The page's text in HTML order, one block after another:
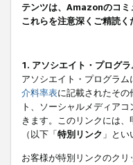
テンツは、Amazonのコミ
これらを注意深くご精読く
1. アソシエイト・プログラ
アソシエイト・プログラム
介料率表に記載されたその
ト、ソーシャルメディア
きます。このリンクには
（以下「特別リンク 」とい
お客様が特別リンクのク